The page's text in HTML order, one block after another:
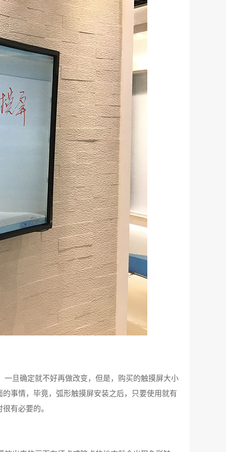
旦确定就不好再做改变，但是，购买的触摸屏大小
事情，毕竟，弧形触摸屏安装之后，只要使用就有
有必要的。